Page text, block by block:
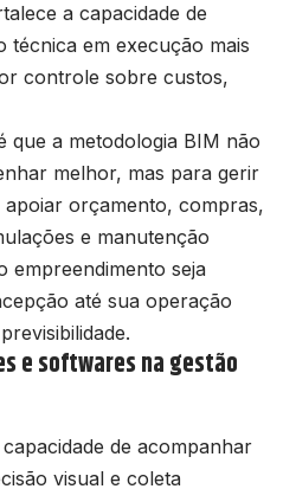
a capacidade de
em execução mais
controle sobre custos,
que a metodologia BIM não
melhor, mas para gerir
apoiar orçamento, compras,
e manutenção
empreendimento seja
até sua operação
e softwares na gestão
de acompanhar
visual e coleta